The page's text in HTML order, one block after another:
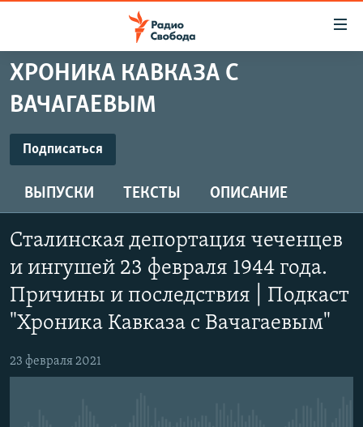
упрощенного
доступа
основному
Вернутся
главной
навигации
поиску
ПОДКАСТЫ
АВТОРСКИЕ ПРОЕКТЫ
МНЕНИЯ
КУЛЬТУРА
IDEL.РЕАЛИИ
КАВКАЗ.РЕАЛИИ
СЕВЕР.РЕАЛИИ
РАСПИСАНИЕ ВЕЩАНИЯ
ХРОНИКА КАВКАЗА С
ВАЧАГАЕВЫМ
ПодписатьсяПОДПИСАТЬСЯ
Spotify
CastBox
Podcast Addict
ВЫПУСКИ ТЕКСТЫ ОПИСАНИЕ
Сталинская депортация чеченцев
и ингушей 23 февраля 1944 года.
Причины и последствия | Подкаст
"Хроника Кавказа с Вачагаевым"
23 февраля 2021